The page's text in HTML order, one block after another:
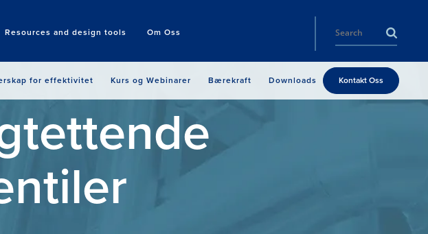
Resources and design tools Om Oss
Search
for effektivitet Kurs og Webinarer Bærekraft Downloads Kontakt Oss